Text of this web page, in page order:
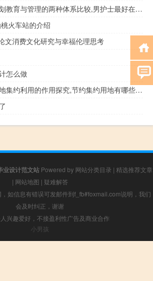
男护士职业生涯规划教育与管理的两种体系比较,男护士最好在哪个部门实习？
火车站的介绍
文消费文化研究与幸福伦理思考
怎么做
安徽经济建设对土地集约利用的作用探究,节约集约用地有哪些措施和方法？
业设计范文站Powered by 网站分类目录 | 精选推荐文章
| 网站地图 | 疑难解答
如信息有错误可发邮件到f_fb#foxmail.com说明，我们
会及时纠正，谢谢
兴趣爱好，不接盈利性广告及商业合作
小男孩